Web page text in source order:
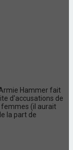
Hammer fait
d'accusations de
femmes (il aurait
la part de